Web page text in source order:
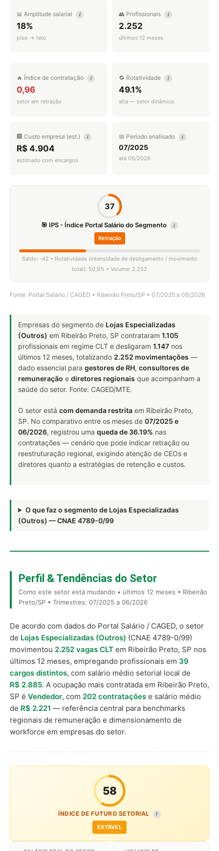
📊 Amplitude salarial i
18%
piso → teto
👥 Profissionais i
2.252
últimos 12 meses
🔥 Índice de contratação i
0,96
setor em retração
🔁 Rotatividade i
49.1%
alta — setor dinâmico
🏢 Custo empresa (est.) i
R$ 4.904
estimado com encargos
📅 Período analisado i
07/2025
até 06/2026
37
🎯 IPS - Índice Portal Salário do Segmento i
Retração
Saldo: -42 • Rotatividade (intensidade de desligamento / movimento
total): 50,9% • Volume: 2.252
Fonte: Portal Salário / CAGED • Ribeirão Preto/SP • 07/2025 a 06/2026
Empresas do segmento de Lojas Especializadas
(Outros) em Ribeirão Preto, SP contrataram 1.105
profissionais em regime CLT e desligaram 1.147 nos
últimos 12 meses, totalizando 2.252 movimentações —
dado essencial para gestores de RH, consultores de
remuneração e diretores regionais que acompanham a
saúde do setor. Fonte: CAGED/MTE.
O setor está com demanda restrita em Ribeirão Preto,
SP. No comparativo entre os meses de 07/2025 e
06/2026, registrou uma queda de 36.19% nas
contratações — cenário que pode indicar retração ou
reestruturação regional, exigindo atenção de CEOs e
diretores quanto a estratégias de retenção e custos.
O que faz o segmento de Lojas Especializadas
(Outros) — CNAE 4789-0/99
Perfil & Tendências do Setor
Como este setor está mudando • últimos 12 meses • Ribeirão
Preto/SP • Trimestres: 07/2025 a 06/2026
De acordo com dados do Portal Salário / CAGED, o setor
de Lojas Especializadas (Outros) (CNAE 4789-0/99)
movimentou 2.252 vagas CLT em Ribeirão Preto, SP nos
últimos 12 meses, empregando profissionais em 39
cargos distintos, com salário médio setorial local de
R$ 2.885. A ocupação mais contratada em Ribeirão Preto,
SP é Vendedor, com 202 contratações e salário médio
de R$ 2.221 — referência central para benchmarks
regionais de remuneração e dimensionamento de
workforce em empresas do setor.
58
ÍNDICE DE FUTURO SETORIAL I
ESTÁVEL